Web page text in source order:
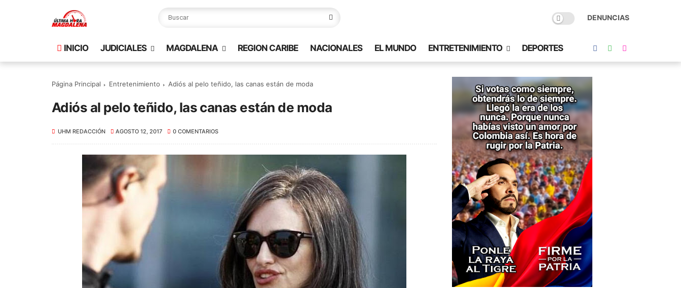
DENUNCIAS
INICIO JUDICIALES MAGDALENA REGION CARIBE NACIONALES EL MUNDO ENTRETENIMIENTO DEPORTES
Página Principal Entretenimiento Adiós al pelo teñido, las canas están de moda
Adiós al pelo teñido, las canas están de moda
UHM REDACCIÓN AGOSTO 12, 2017 0 COMENTARIOS